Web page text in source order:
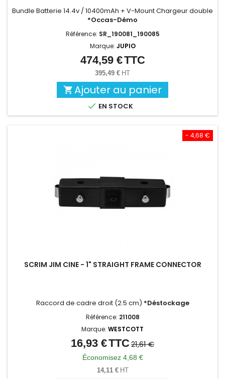
Bundle Batterie 14.4v / 10400mAh + V-Mount Chargeur double
*Occas-Démo
Référence: SR_190081_190085
Marque: JUPIO
Prix
474,59 €TTC
395,49 € HT
 Ajouter au panier
 EN STOCK
- 4,68 €
SCRIM JIM CINE - 1" STRAIGHT FRAME CONNECTOR
Raccord de cadre droit (2.5 cm) *Déstockage
Référence: 211008
Marque: WESTCOTT
Prix
Prix
de
base
16,93 €TTC21,61 €
Économisez 4,68 €
14,11 € HT